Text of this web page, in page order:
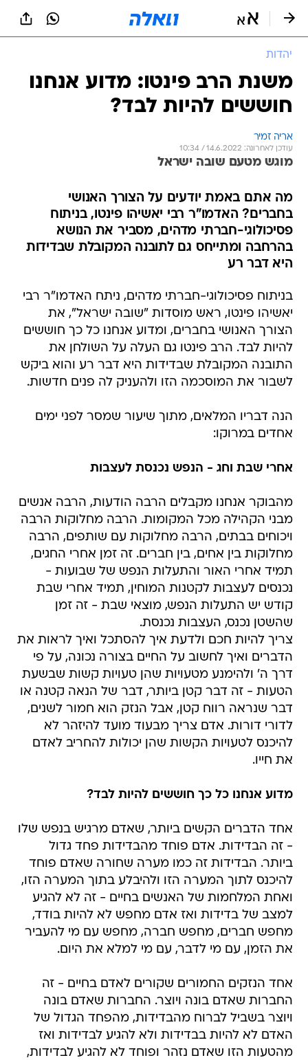
יהדות
משנת הרב פינטו: מדוע אנחנו
חוששים להיות לבד?
אריה זמיר
עודכן לאחרונה: 14.6.2022 / 10:34
מוגש מטעם שובה ישראל
מה אתם באמת יודעים על הצורך האנושי
בחברים? האדמו"ר רבי יאשיהו פינטו, בניתוח
פסיכולוגי-חברתי מדהים, מסביר את הנושא
בהרחבה ומתייחס גם לתובנה המקובלת שבדידות
היא דבר רע
בניתוח פסיכולוגי-חברתי מדהים, ניתח האדמו"ר רבי
יאשיהו פינטו, ראש מוסדות "שובה ישראל", את
הצורך האנושי בחברים, ומדוע אנחנו כל כך חוששים
להיות לבד. הרב פינטו גם העלה על השולחן את
התובנה המקובלת שבדידות היא דבר רע והוא ביקש
לשבור את המוסכמה הזו ולהעניק לה פנים חדשות.
הנה דבריו המלאים, מתוך שיעור שמסר לפני ימים
אחדים במרוקו:
אחרי שבת וחג - הנפש נכנסת לעצבות
מהבוקר אנחנו מקבלים הרבה הודעות, הרבה אנשים
מבני הקהילה מכל המקומות. הרבה מחלוקות הרבה
ויכוחים בבתים, הרבה מחלוקות עם שותפים, הרבה
מחלוקות בין אחים, בין חברים. זה זמן אחרי החגים,
תמיד אחרי האור והתעלות הנפש של שבועות -
נכנסים לעצבות לקטנות המוחין, תמיד אחרי שבת
קודש יש התעלות הנפש, מוצאי שבת - זה זמן
שהשטן נכנס, העצבות נכנסת.
צריך להיות חכם ולדעת איך להסתכל ואיך לראות את
הדברים ואיך לחשוב על החיים בצורה נכונה, על פי
דרך ה' ולהימנע מטעויות שהן טעויות קשות שבשעת
הטעות - זה דבר קטן ביותר, דבר של הנאה קטנה או
דבר שנראה רווח קטן, אבל הנזק הוא חמור לשנים,
לדורי דורות. אדם צריך מבעוד מועד להיזהר לא
להיכנס לטעויות הקשות שהן יכולות להחריב לאדם
את חייו.
מדוע אנחנו כל כך חוששים להיות לבד?
אחד הדברים הקשים ביותר, שאדם מרגיש בנפש שלו
- זה הבדידות. אדם פוחד מהבדידות פחד גדול
ביותר. הבדידות זה כמו מערה שחורה שאדם פוחד
להיכנס לתוך המערה הזו ולהיבלע בתוך המערה הזו,
ואחת המלחמות של האנשים בחיים - זה לא להגיע
למצב של בדידות ואז אדם מחפש לא להיות בודד,
מחפש חברים, מחפש חברה, מחפש עם מי להעביר
את הזמן, עם מי לדבר, עם מי למלא את היום.
אחד הנזקים החמורים שקורים לאדם בחיים - זה
החברות שאדם בונה ויוצר. החברות שאדם בונה
ויוצר בשביל לברוח מהבדידות, מהפחד הגדול של
האדם לא להיות בבדידות ולא להגיע לבדידות ואז
מהטעות הזו שאדם נזהר ופוחד לא להגיע לבדידות,